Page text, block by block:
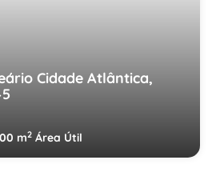
Cidade Atlântica,
m2 Área Útil